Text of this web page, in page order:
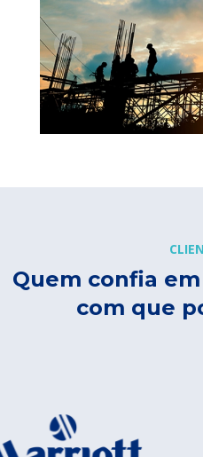
Quem confia
com que